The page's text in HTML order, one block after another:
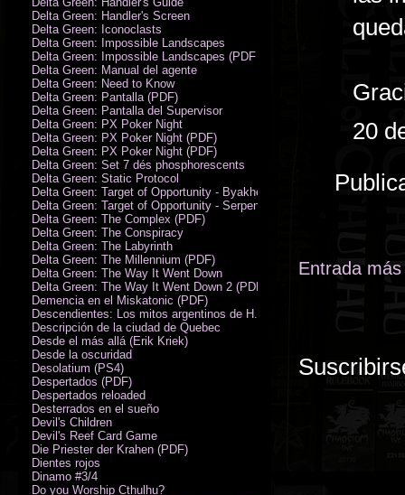
20
Entrada
Delta Green: Handler's Screen
Delta Green: Iconoclasts
Delta Green: Impossible Landscapes
Delta Green: Impossible Landscapes (PDF - Espiral)
Delta Green: Manual del agente
Delta Green: Need to Know
Delta Green: Pantalla (PDF)
Delta Green: Pantalla del Supervisor
Delta Green: PX Poker Night
Delta Green: PX Poker Night (PDF)
Delta Green: PX Poker Night (PDF)
Delta Green: Set 7 dés phosphorescents
Delta Green: Static Protocol
Delta Green: Target of Opportunity - Byakhee
Delta Green: Target of Opportunity - Serpent Man
Delta Green: The Complex (PDF)
Delta Green: The Conspiracy
Delta Green: The Labyrinth
Delta Green: The Millennium (PDF)
Delta Green: The Way It Went Down
Delta Green: The Way It Went Down 2 (PDF)
Demencia en el Miskatonic (PDF)
Descendientes: Los mitos argentinos de H.P. Lovecraft
Descripción de la ciudad de Quebec
Desde el más allá (Erik Kriek)
Desde la oscuridad
Desolatium (PS4)
Despertados (PDF)
Despertados reloaded
Desterrados en el sueño
Devil's Children
Devil's Reef Card Game
Die Priester der Krahen (PDF)
Dientes rojos
Dinamo #3/4
Do you Worship Cthulhu?